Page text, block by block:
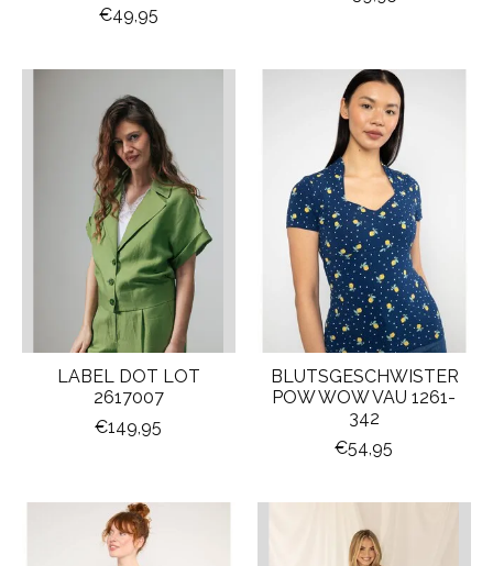
€49,95
LABEL DOT LOT
2617007
€149,95
BLUTSGESCHWISTER
POW WOW VAU 1261-
342
€54,95